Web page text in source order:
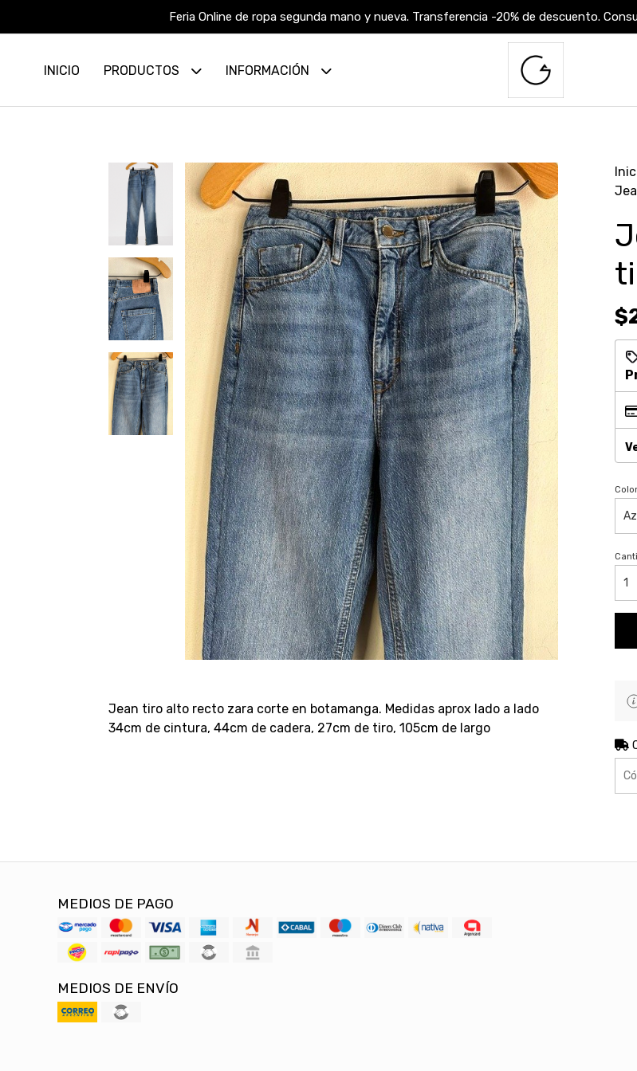
Feria Online de ropa segunda mano y nueva. Transferencia -20% de descuento.
INICIO PRODUCTOS INFORMACIÓN
Jean tiro alto recto zara corte en botamanga. Medidas aprox lado a lado
34cm de cintura, 44cm de cadera, 27cm de tiro, 105cm de largo
Color
MEDIOS DE PAGO
MEDIOS DE ENVÍO